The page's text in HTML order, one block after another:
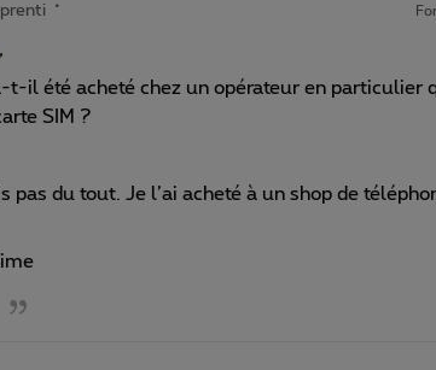
,
t-il été acheté chez un opérateur en particulier
SIM ?
pas du tout. Je l’ai acheté à un shop de